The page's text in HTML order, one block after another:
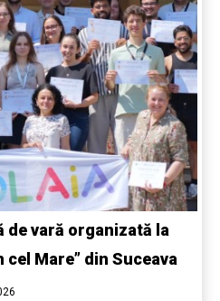
vară organizată la
Mare” din Suceava